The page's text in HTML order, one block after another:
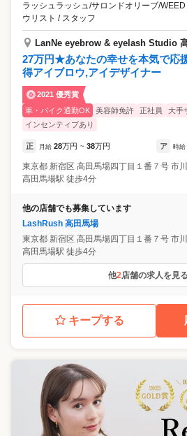
ラッシュラッシュ/サロンドオリーブ/
ウリスト / スタッフ
LanNe eyebrow & eyelash Studio
27万円★あなたの幸せを本気で応
得アイブロウ,アイデザイナー
2021 優秀賞
車・バイク通勤OK
美容師免許 正社員 大手
インセンティブあり
正 月給 28万円 ~ 38万円 ア 時給
東京都 新宿区 高田馬場四丁目１番７号 市
高田馬場駅 徒歩4分
他の店舗でも募集しています
LashRush 高田馬場
東京都 新宿区 高田馬場四丁目１番７号 市
高田馬場駅 徒歩4分
他2店舗の求人を見る
キープする